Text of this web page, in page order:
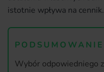
istotnie wpływa na cennik.
PODSUMOWANIE
Wybór odpowiedniego